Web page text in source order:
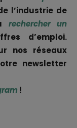
l’industrie de
rechercher un
d’emploi.
nos réseaux
newsletter
!